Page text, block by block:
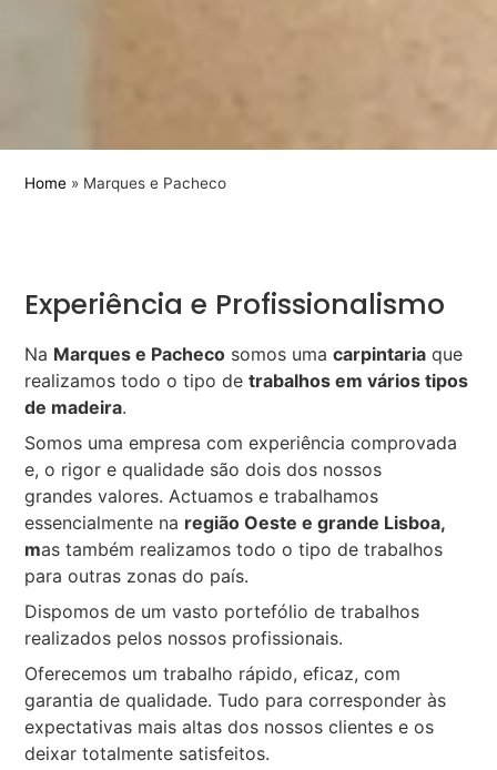
Home » Marques e Pacheco
Experiência e Profissionalismo
Na Marques e Pacheco somos umacarpintaria que
realizamos todo o tipo detrabalhos em vários tipos
de madeira.
Somos uma empresa com experiência comprovada
e, o rigor e qualidade são dois dos nossos
grandes valores. Actuamos e trabalhamos
essencialmente na região Oeste e grande Lisboa,
mas também realizamos todo o tipo de trabalhos
para outras zonas do país.
Dispomos de um vasto portefólio de trabalhos
realizados pelos nossos profissionais.
Oferecemos um trabalho rápido, eficaz, com
garantia de qualidade. Tudo para corresponder às
expectativas mais altas dos nossos clientes e os
deixar totalmente satisfeitos.